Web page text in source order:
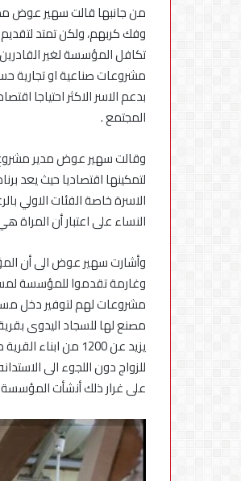
من جانبها قالت سهير عوض
وفك كربهم، ولكن تمتد
تكافل المؤسسة لغير
مشروعات صناعية او تجارية
بدعم الاسر الاكثر احتياجا
المجتمع .
وقالت سهير عوض مدير مشروع
لتمكينها اقتصاديا حيث يعد
النساء على اعتبار أن
وغارمة تقدموا للمؤسسة
مشروعات لهم لتوفير دخل
مصنع لها للسجاد اليدوى
يزيد عن 1200 من
للزواج دون اللجوء الى
على غرار ذلك أنشأت